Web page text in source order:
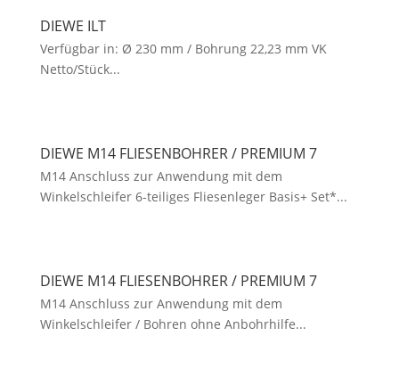
DIEWE ILT
Verfügbar in: Ø 230 mm / Bohrung 22,23 mm VK
Netto/Stück...
DIEWE M14 FLIESENBOHRER / PREMIUM 7
M14 Anschluss zur Anwendung mit dem
Winkelschleifer 6-teiliges Fliesenleger Basis+ Set*...
DIEWE M14 FLIESENBOHRER / PREMIUM 7
M14 Anschluss zur Anwendung mit dem
Winkelschleifer / Bohren ohne Anbohrhilfe...